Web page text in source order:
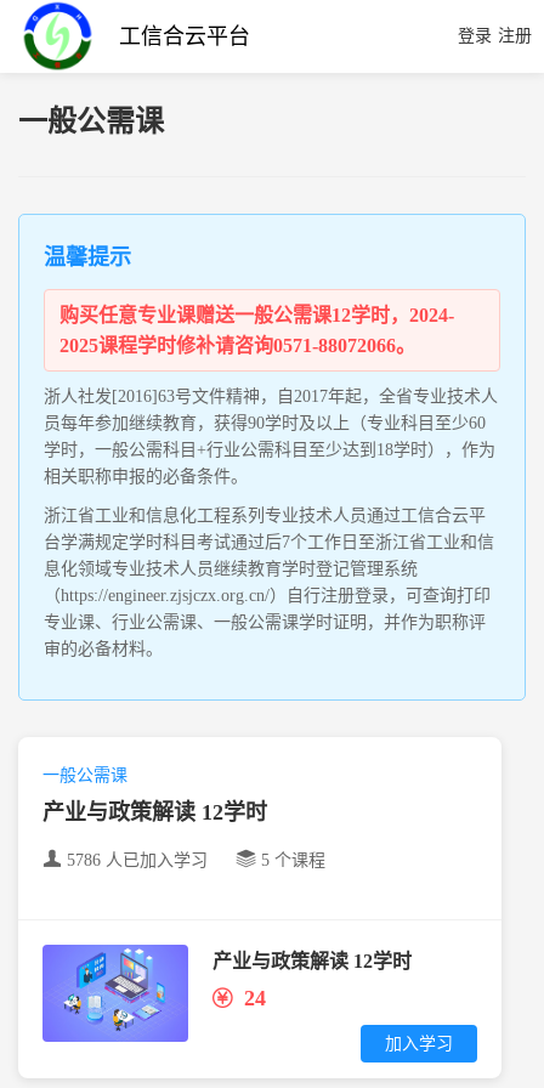
工信合云平台 登录 注册
一般公需课
温馨提示
购买任意专业课赠送一般公需课12学时，2024-
2025课程学时修补请咨询0571-88072066。
浙人社发[2016]63号文件精神，自2017年起，全省专业技术人
员每年参加继续教育，获得90学时及以上（专业科目至少60
学时，一般公需科目+行业公需科目至少达到18学时），作为
相关职称申报的必备条件。
浙江省工业和信息化工程系列专业技术人员通过工信合云平
台学满规定学时科目考试通过后7个工作日至浙江省工业和信
息化领域专业技术人员继续教育学时登记管理系统
（https://engineer.zjsjczx.org.cn/）自行注册登录，可查询打印
专业课、行业公需课、一般公需课学时证明，并作为职称评
审的必备材料。
一般公需课
产业与政策解读 12学时
5786 人已加入学习 5 个课程
产业与政策解读 12学时
24
加入学习